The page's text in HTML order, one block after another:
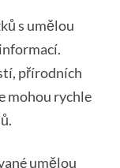
s umělou
přírodních
mohou rychle
umělou